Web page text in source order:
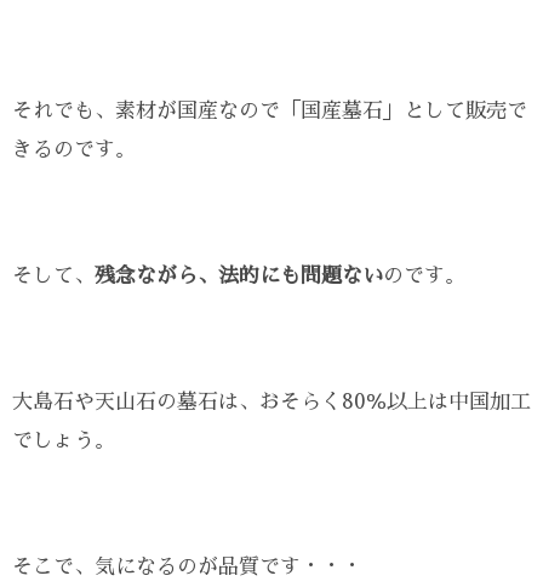
それでも、素材が国産なので「国産墓石」として販売で
きるのです。
そして、 残念ながら、法的にも問題ないのです。
大島石や天山石の墓石は、おそらく80％以上は中国加工
でしょう。
そこで、気になるのが品質です・・・